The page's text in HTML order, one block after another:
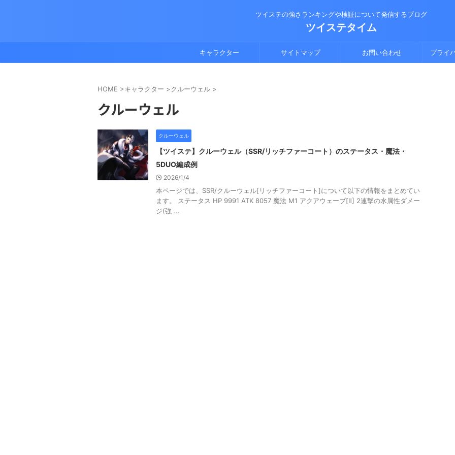
ツイステの強さランキングや検証について発信するブログ
ツイステタイム
キャラクター サイトマップ お問い合わせ プライ
HOME >キャラクター >クルーウェル >
クルーウェル
クルーウェル
【ツイステ】クルーウェル（SSR/リッチファーコート）のステータス・魔法・
5DUO編成例
2026/1/4
本ページでは、SSR/クルーウェル[リッチファーコート]について以下の情報をまとめてい
ます。 ステータス HP 9991 ATK 8057 魔法 M1 アクアウェーブ[Ⅱ] 2連撃の水属性ダメー
ジ(強 ...